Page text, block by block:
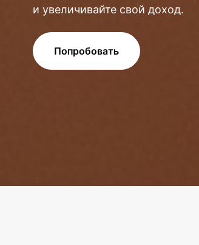
и увеличивайте свой доход.
Попробовать